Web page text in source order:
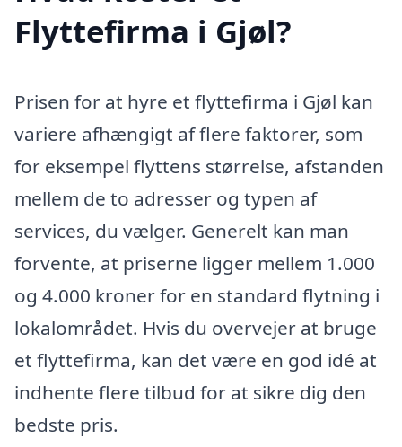
Flyttefirma i Gjøl?
Prisen for at hyre et flyttefirma i Gjøl kan
variere afhængigt af flere faktorer, som
for eksempel flyttens størrelse, afstanden
mellem de to adresser og typen af
services, du vælger. Generelt kan man
forvente, at priserne ligger mellem 1.000
og 4.000 kroner for en standard flytning i
lokalområdet. Hvis du overvejer at bruge
et flyttefirma, kan det være en god idé at
indhente flere tilbud for at sikre dig den
bedste pris.